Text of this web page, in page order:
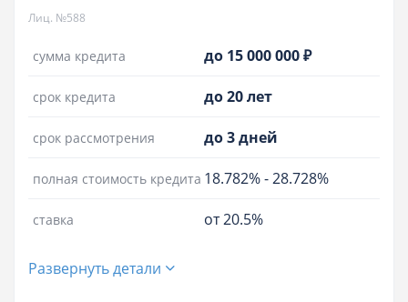
Лиц. №588
сумма кредита до 15 000 000 ₽
срок кредита до 20 лет
срок рассмотрения до 3 дней
полная стоимость кредита 18.782%-28.728%
ставка от 20.5%
Развернуть детали